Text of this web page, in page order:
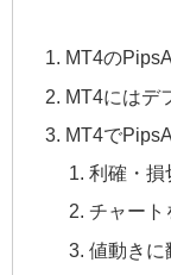
MT4の
MT4にはデ
MT4で
利確・損
チャート
値動きに